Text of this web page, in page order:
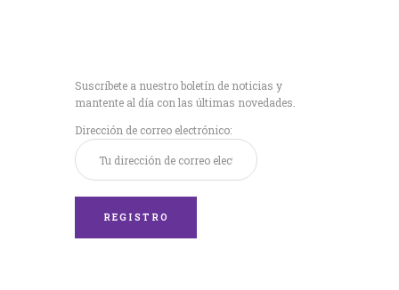
Suscríbete a nuestro boletín de noticias y
mantente al día con las últimas novedades.
Dirección de correo electrónico: